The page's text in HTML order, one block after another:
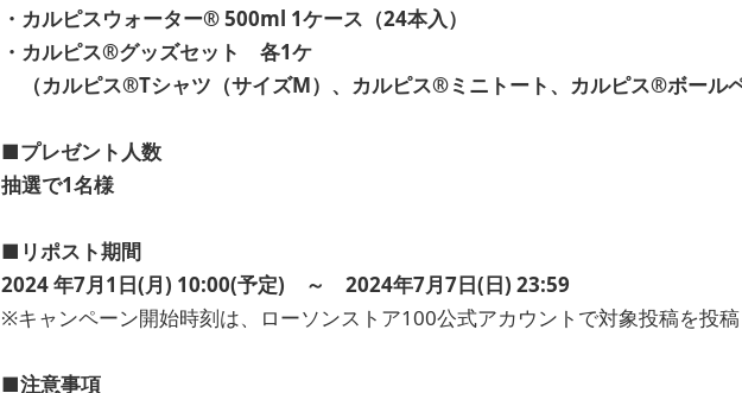
・カルピスウォーター® 500ml 1ケース（24本入）
・カルピス®グッズセット 各1ケ
（カルピス®Tシャツ（サイズM）、カルピス®ミニトート、カルピス®ボール
■プレゼント人数
抽選で1名様
■ リポスト期間
2024年7月1日(月) 10:00(予定) ～ 2024年7月7日(日) 23:59
※キャンペーン開始時刻は、ローソンストア100公式アカウントで対象投稿を投
■注意事項